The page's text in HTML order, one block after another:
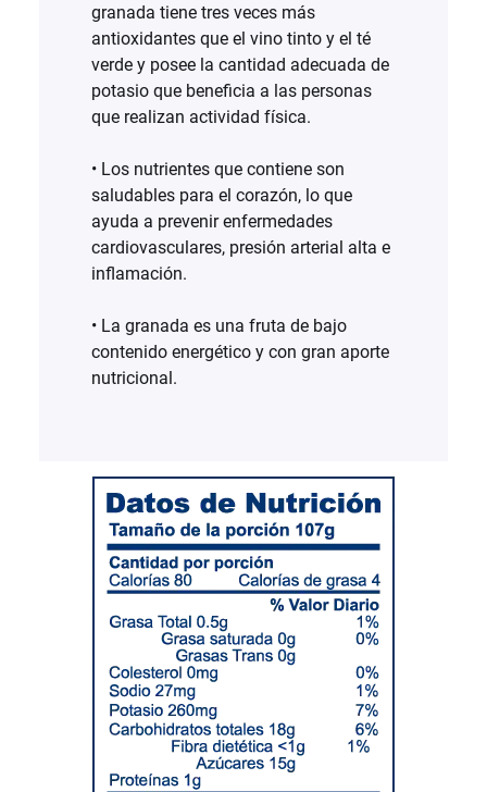
granada tiene tres veces más
antioxidantes que el vino tinto y el té
verde y posee la cantidad adecuada de
potasio que beneficia a las personas
que realizan actividad física.
• Los nutrientes que contiene son
saludables para el corazón, lo que
ayuda a prevenir enfermedades
cardiovasculares, presión arterial alta e
inflamación.
• La granada es una fruta de bajo
contenido energético y con gran aporte
nutricional.